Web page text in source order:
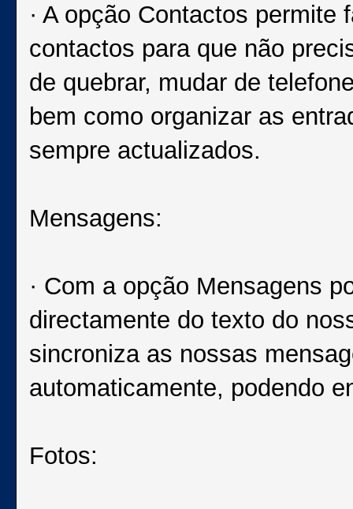
· A opção Contactos
contactos para que não
de quebrar, mudar de
bem como organizar as
sempre actualizados.
Mensagens:
· Com a opção Mensagens
directamente do texto do
sincroniza as nossas
automaticamente, podendo
Fotos: